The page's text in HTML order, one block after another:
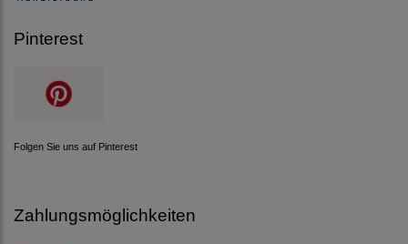
Pinterest
Folgen Sie uns auf Pinterest
Zahlungsmöglichkeiten